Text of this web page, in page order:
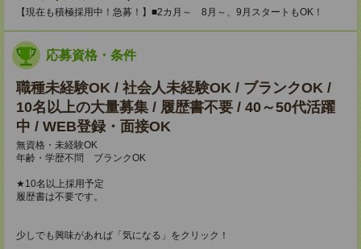
【現在も積極採用中！急募！】■2カ月～ 8月～、9月スタートもOK！
応募資格・条件
職種未経験OK / 社会人未経験OK / ブランクOK /
10名以上の大量募集 / 履歴書不要 / 40～50代活躍
中 / WEB登録・面接OK
無資格・未経験OK
年齢・学歴不問 ブランクOK
★10名以上採用予定
履歴書は不要です。
少しでも興味があれば「気になる」をクリック！